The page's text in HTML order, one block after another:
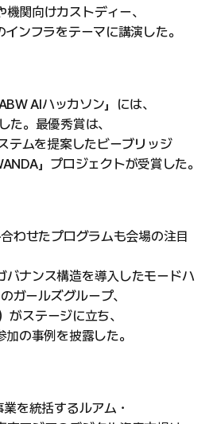
関向けカストディー、
ンフラをテーマに講演した。
AIハッカソン」には、
た。最優秀賞は、
テムを提案したビーブリッジ
」プロジェクトが受賞した。
わせたプログラムも会場の注目
バナンス構造を導入したモードハ
ガールズグループ、
ステージに立ち、
の事例を披露した。
を統括するルアム・